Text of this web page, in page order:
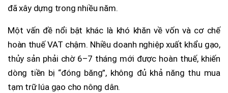
đã xây dựng trong nhiều năm.
Một vấn đề nổi bật khác là khó khăn về vốn và cơ chế
hoàn thuế VAT chậm. Nhiều doanh nghiệp xuất khẩu gạo,
thủy sản phải chờ 6–7 tháng mới được hoàn thuế, khiến
dòng tiền bị “đóng băng”, không đủ khả năng thu mua
tạm trữ lúa gạo cho nông dân.